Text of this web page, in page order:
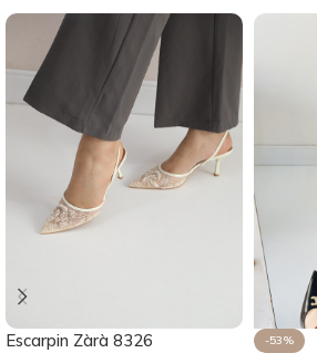
Escarpin Zàrà 8326 -53%